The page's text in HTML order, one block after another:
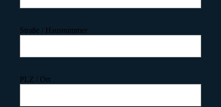
Straße / Hausnummer
PLZ / Ort